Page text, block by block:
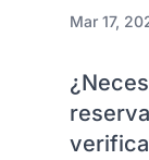
Mar 17,